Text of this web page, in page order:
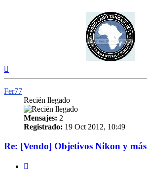
Fer77
Recién llegado
Mensajes: 2
Registrado: 19 Oct 2012, 10:49
Re: [Vendo] Objetivos Nikon y más